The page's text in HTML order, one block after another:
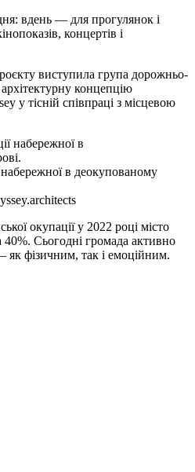
вдень — для прогулянок і
концертів і
виступила група дорожньо-
концепцію
у тісній співпраці з місцевою
в деокупованому
окупації у 2022 році місто
Сьогодні громада активно
фізичним, так і емоційним.